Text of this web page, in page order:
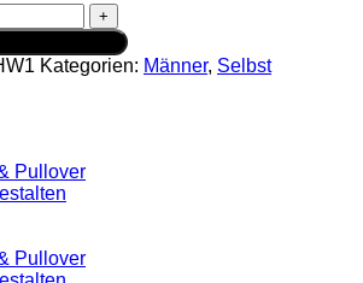
Kategorien: Männer, Selbst
Pullover
Pullover